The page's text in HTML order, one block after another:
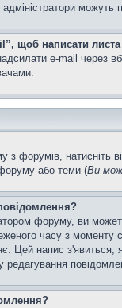
щоб написати листа
e-mail
форумів, натисніть
або теми (Ви
форуму, ви
часу з моменту
Цей напис